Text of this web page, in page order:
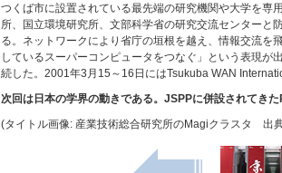
つくば市に設置されている最先端の研究機関や大学を専
所、国立環境研究所、文部科学省の研究交流センターと
る。ネットワークにより省庁の垣根を越え、情報交流を
しているスーパーコンピュータをつなぐ」という表現
続した。2001年3月15～16日にはTsukuba WAN
次回は日本の学界の動きである。JSPPに併設されてき
(タイトル画像: 産業技術総合研究所のMagiクラスタ 出